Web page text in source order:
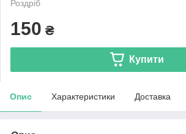
Роздріб
150 ₴
Купити
Опис Характеристики Доставка